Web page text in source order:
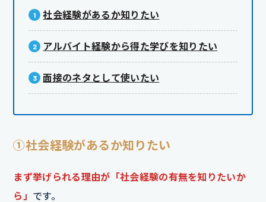
社会経験があるか知りたい
アルバイト経験から得た学びを知りたい
面接のネタとして使いたい
①社会経験があるか知りたい
まず挙げられる理由が「社会経験の有無を知りたいか
ら」 です。